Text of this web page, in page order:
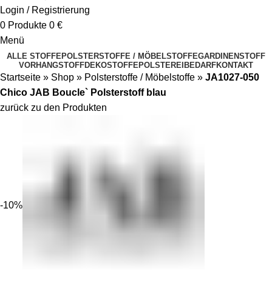
Login / Registrierung
0 Produkte 0 €
Menü
ALLE STOFFEPOLSTERSTOFFE / MÖBELSTOFFEGARDINENSTOFF
VORHANGSTOFFDEKOSTOFFEPOLSTEREIBEDARFKONTAKT
Startseite » Shop » Polsterstoffe / Möbelstoffe » JA1027-050
Chico JAB Boucle` Polsterstoff blau
zurück zu den Produkten
-10%